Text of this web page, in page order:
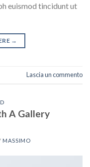
euismod tincidunt ut
→
Lascia un commento
A Gallery
MASSIMO